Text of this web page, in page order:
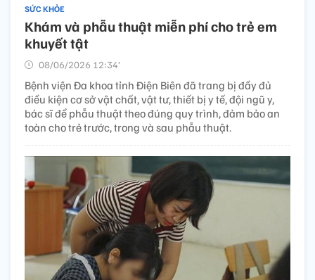
SỨC KHỎE
Khám và phẫu thuật miễn phí cho trẻ em
khuyết tật ​
08/06/2026 12:34’
Bệnh viện Đa khoa tỉnh Điện Biên đã trang bị đầy đủ
điều kiện cơ sở vật chất, vật tư, thiết bị y tế, đội ngũ y,
bác sĩ để phẫu thuật theo đúng quy trình, đảm bảo an
toàn cho trẻ trước, trong và sau phẫu thuật.